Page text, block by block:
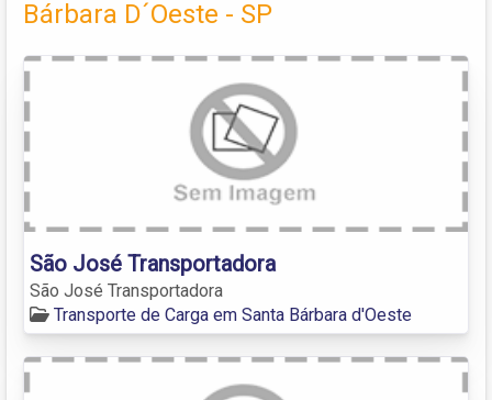
Bárbara D´Oeste - SP
São José Transportadora
São José Transportadora
Transporte de Carga em Santa Bárbara d'Oeste